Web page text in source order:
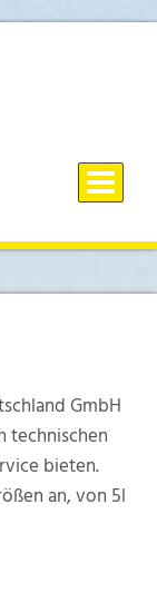
GmbH
technischen
bieten.
an, von 5l